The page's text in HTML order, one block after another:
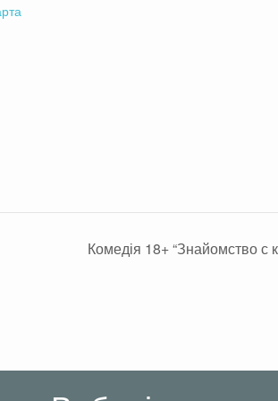
не опаздывать
Комедія 18+ “Знайомство с